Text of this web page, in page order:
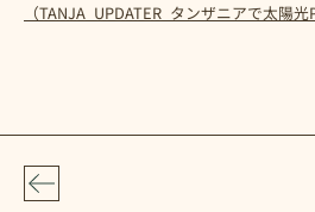
（TANJA_UPDATER_タンザニアで太陽光